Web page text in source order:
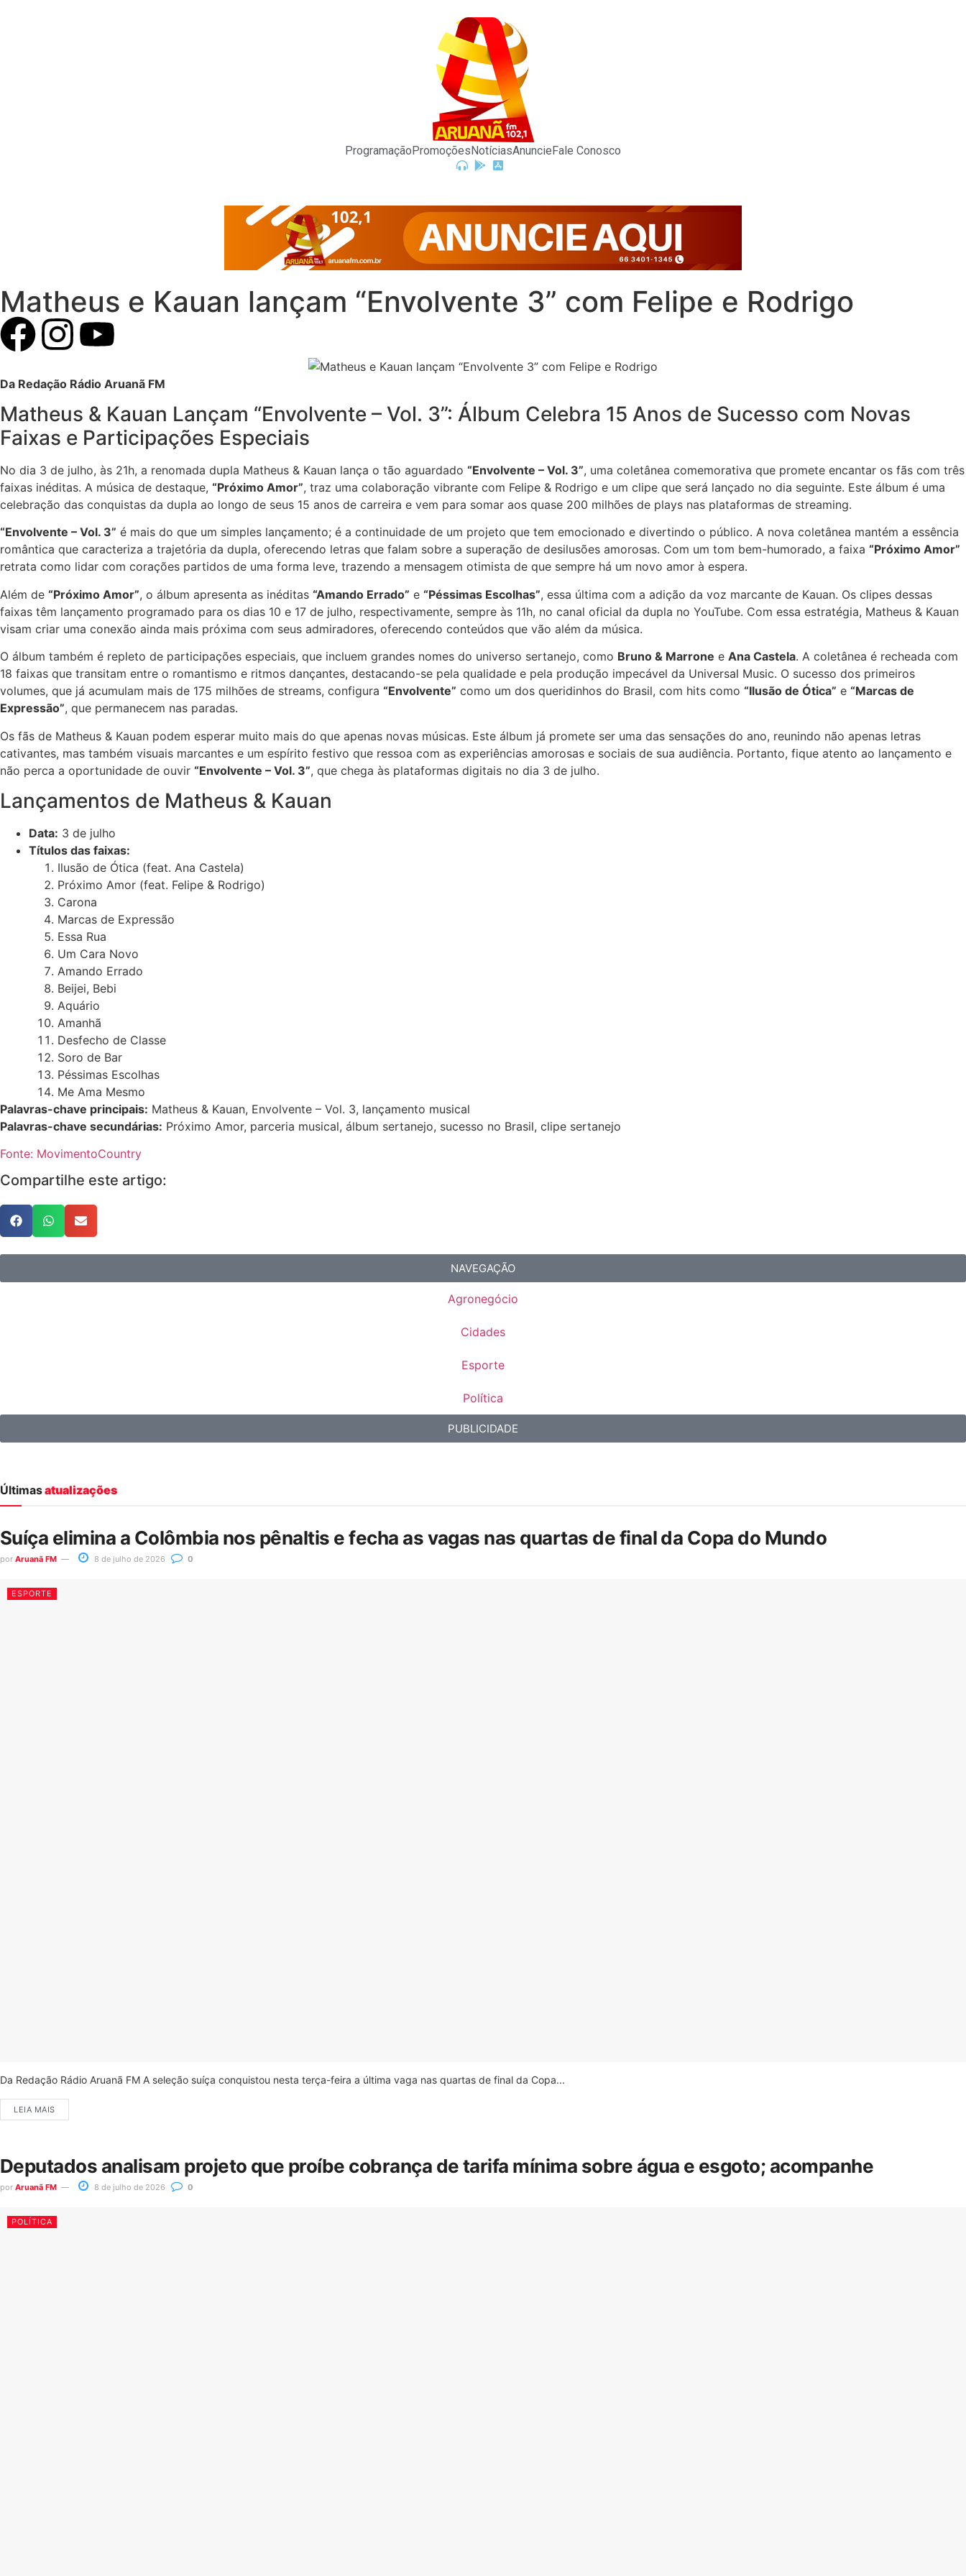
ProgramaçãoPromoçõesNotíciasAnuncieFale Conosco
Matheus e Kauan lançam “Envolvente 3” com Felipe e Rodrigo
Da Redação Rádio Aruanã FM
Matheus & Kauan Lançam “Envolvente – Vol. 3”: Álbum Celebra 15 Anos de Sucesso com Novas
Faixas e Participações Especiais
No dia 3 de julho, às 21h, a renomada dupla Matheus & Kauan lança o tão aguardado “Envolvente – Vol. 3”, uma coletânea comemorativa que promete encantar os fãs com três
faixas inéditas. A música de destaque, “Próximo Amor”, traz uma colaboração vibrante com Felipe & Rodrigo e um clipe que será lançado no dia seguinte. Este álbum é uma
celebração das conquistas da dupla ao longo de seus 15 anos de carreira e vem para somar aos quase 200 milhões de plays nas plataformas de streaming.
“Envolvente – Vol. 3” é mais do que um simples lançamento; é a continuidade de um projeto que tem emocionado e divertindo o público. A nova coletânea mantém a essência
romântica que caracteriza a trajetória da dupla, oferecendo letras que falam sobre a superação de desilusões amorosas. Com um tom bem-humorado, a faixa “Próximo Amor”
retrata como lidar com corações partidos de uma forma leve, trazendo a mensagem otimista de que sempre há um novo amor à espera.
Além de “Próximo Amor”, o álbum apresenta as inéditas “Amando Errado” e “Péssimas Escolhas”, essa última com a adição da voz marcante de Kauan. Os clipes dessas
faixas têm lançamento programado para os dias 10 e 17 de julho, respectivamente, sempre às 11h, no canal oficial da dupla no YouTube. Com essa estratégia, Matheus & Kauan
visam criar uma conexão ainda mais próxima com seus admiradores, oferecendo conteúdos que vão além da música.
O álbum também é repleto de participações especiais, que incluem grandes nomes do universo sertanejo, como Bruno & Marrone e Ana Castela. A coletânea é recheada com
18 faixas que transitam entre o romantismo e ritmos dançantes, destacando-se pela qualidade e pela produção impecável da Universal Music. O sucesso dos primeiros
volumes, que já acumulam mais de 175 milhões de streams, configura “Envolvente” como um dos queridinhos do Brasil, com hits como “Ilusão de Ótica” e “Marcas de
Expressão”, que permanecem nas paradas.
Os fãs de Matheus & Kauan podem esperar muito mais do que apenas novas músicas. Este álbum já promete ser uma das sensações do ano, reunindo não apenas letras
cativantes, mas também visuais marcantes e um espírito festivo que ressoa com as experiências amorosas e sociais de sua audiência. Portanto, fique atento ao lançamento e
não perca a oportunidade de ouvir “Envolvente – Vol. 3”, que chega às plataformas digitais no dia 3 de julho.
Lançamentos de Matheus & Kauan
Data: 3 de julho
Títulos das faixas:
Ilusão de Ótica (feat. Ana Castela)
Próximo Amor (feat. Felipe & Rodrigo)
Carona
Marcas de Expressão
Essa Rua
Um Cara Novo
Amando Errado
Beijei, Bebi
Aquário
Amanhã
Desfecho de Classe
Soro de Bar
Péssimas Escolhas
Me Ama Mesmo
Palavras-chave principais: Matheus & Kauan, Envolvente – Vol. 3, lançamento musical
Palavras-chave secundárias: Próximo Amor, parceria musical, álbum sertanejo, sucesso no Brasil, clipe sertanejo
Fonte: MovimentoCountry
Compartilhe este artigo:
NAVEGAÇÃO
Agronegócio
Cidades
Esporte
Política
PUBLICIDADE
Últimasatualizações
Suíça elimina a Colômbia nos pênaltis e fecha as vagas nas quartas de final da Copa do Mundo
por Aruanã FM 8 de julho de 2026 0
ESPORTE
Da Redação Rádio Aruanã FM A seleção suíça conquistou nesta terça-feira a última vaga nas quartas de final da Copa...
LEIA MAIS
Deputados analisam projeto que proíbe cobrança de tarifa mínima sobre água e esgoto; acompanhe
por Aruanã FM 8 de julho de 2026 0
POLÍTICA